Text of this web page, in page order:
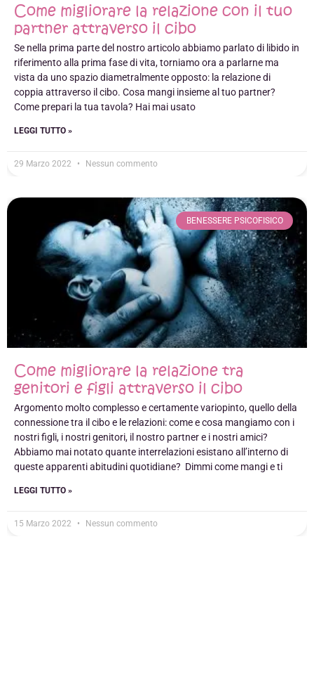
Come migliorare la relazione con il tuo
partner attraverso il cibo
Se nella prima parte del nostro articolo abbiamo parlato di libido in
riferimento alla prima fase di vita, torniamo ora a parlarne ma
vista da uno spazio diametralmente opposto: la relazione di
coppia attraverso il cibo. Cosa mangi insieme al tuo partner?
Come prepari la tua tavola? Hai mai usato
LEGGI TUTTO »
29 Marzo 2022 Nessun commento
BENESSERE PSICOFISICO
Come migliorare la relazione tra
genitori e figli attraverso il cibo
Argomento molto complesso e certamente variopinto, quello della
connessione tra il cibo e le relazioni: come e cosa mangiamo con i
nostri figli, i nostri genitori, il nostro partner e i nostri amici?
Abbiamo mai notato quante interrelazioni esistano all’interno di
queste apparenti abitudini quotidiane? Dimmi come mangi e ti
LEGGI TUTTO »
15 Marzo 2022 Nessun commento